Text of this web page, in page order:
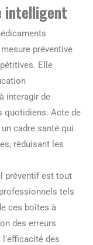
intelligent
préventive
Elle
interagir de
quotidiens. Acte de
cadre santé qui
réduisant les
préventif est tout
tels
ces boîtes à
des erreurs
des